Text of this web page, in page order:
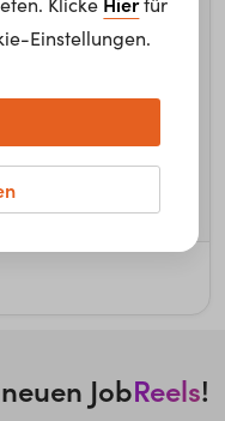
1
JobReels!
Einstellungen.